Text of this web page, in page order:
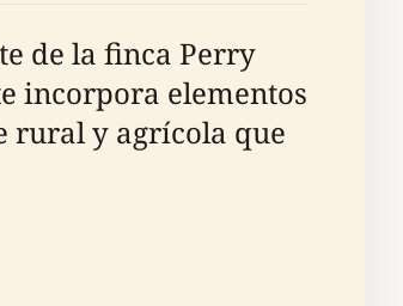
de la finca Perry
incorpora elementos
rural y agrícola que